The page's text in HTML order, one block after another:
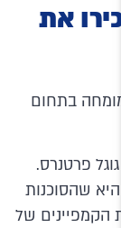
את
בתחום
פרטנרס.
המשמעות של סטטוס Google Partner היא שהסוכנות
הקמפיינים של